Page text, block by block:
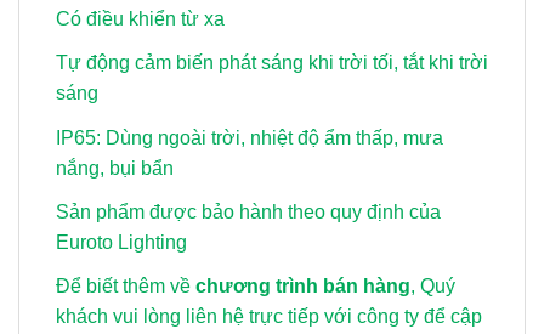
Có điều khiển từ xa
Tự động cảm biến phát sáng khi trời tối, tắt khi trời
sáng
IP65: Dùng ngoài trời, nhiệt độ ẩm thấp, mưa
nắng, bụi bẩn
Sản phẩm được bảo hành theo quy định của
Euroto Lighting
Để biết thêm về chương trình bán hàng, Quý
khách vui lòng liên hệ trực tiếp với công ty để cập